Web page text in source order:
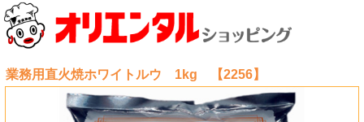
業務用直火焼ホワイトルウ 1kg 【2256】